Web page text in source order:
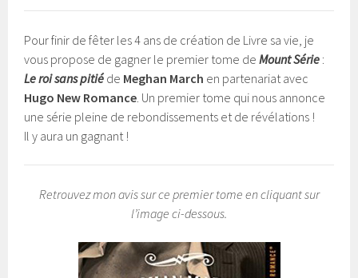
Pour finir de fêter les 4 ans de création de Livre sa vie, je
vous propose de gagner le premier tome deMount Série :
Le roi sans pitié de Meghan March en partenariat avec
Hugo New Romance . Un premier tome qui nous annonce
une série pleine de rebondissements et de révélations !
Il y aura un gagnant !
Retrouvez mon avis sur ce premier tome en cliquant sur
l’image ci-dessous.